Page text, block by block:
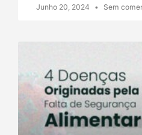
Junho 20, 2024 Sem